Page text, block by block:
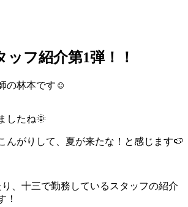
ッフ紹介第1弾！！
の林本です☺
したね🌞
んがりして、夏が来たな！と感じます🍉
、十三で勤務しているスタッフの紹介
！